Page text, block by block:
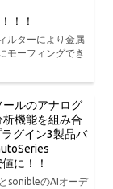
！！
ルターにより金属
モーフィングでき
ールのアナログ
機能を組み合
グイン3製品バ
に！！
sonibleのAIオーデ